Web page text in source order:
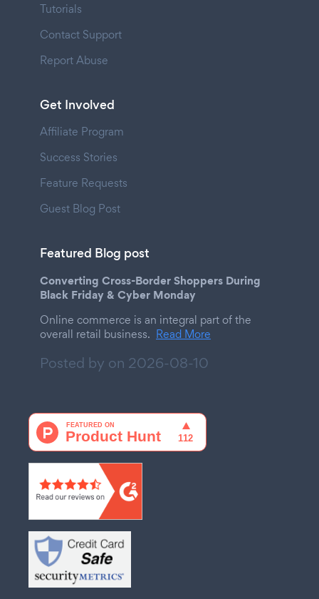
Tutorials
Contact Support
Report Abuse
Get Involved
Affiliate Program
Success Stories
Feature Requests
Guest Blog Post
Featured Blog post
Converting Cross-Border Shoppers During
Black Friday & Cyber Monday
Online commerce is an integral part of the
overall retail business. Read More
Posted by on 2026-08-10